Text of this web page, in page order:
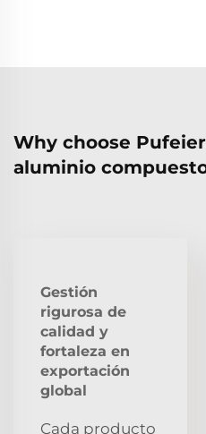
Why choose
aluminio
Gestión
rigurosa de
calidad y
fortaleza en
exportación
global
Cada producto